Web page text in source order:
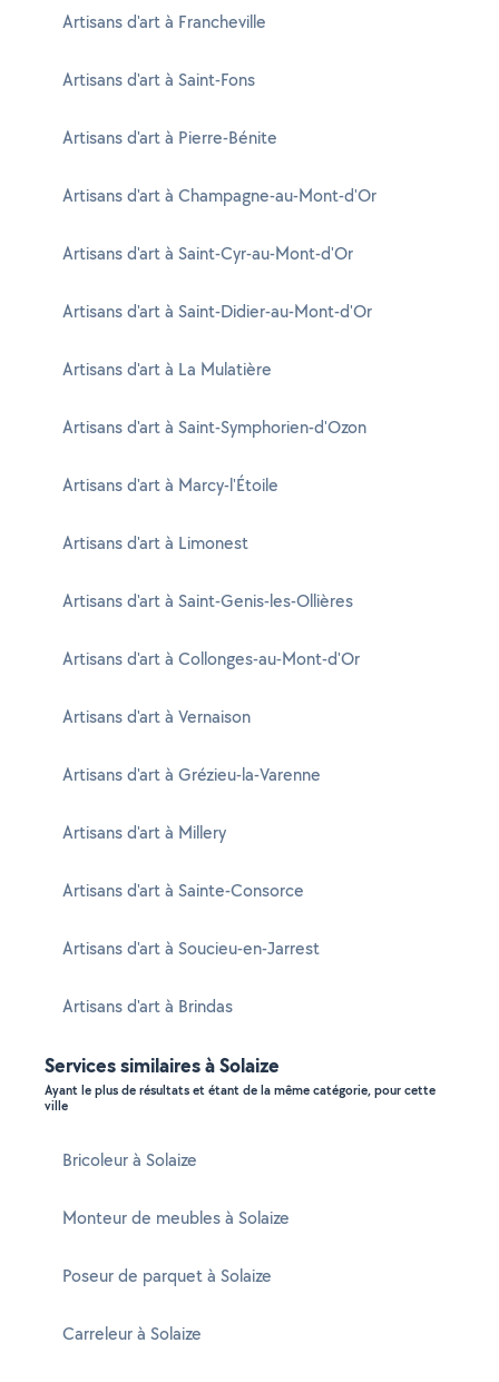
Artisans d'art à Francheville
Artisans d'art à Saint-Fons
Artisans d'art à Pierre-Bénite
Artisans d'art à Champagne-au-Mont-d'Or
Artisans d'art à Saint-Cyr-au-Mont-d'Or
Artisans d'art à Saint-Didier-au-Mont-d'Or
Artisans d'art à La Mulatière
Artisans d'art à Saint-Symphorien-d'Ozon
Artisans d'art à Marcy-l'Étoile
Artisans d'art à Limonest
Artisans d'art à Saint-Genis-les-Ollières
Artisans d'art à Collonges-au-Mont-d'Or
Artisans d'art à Vernaison
Artisans d'art à Grézieu-la-Varenne
Artisans d'art à Millery
Artisans d'art à Sainte-Consorce
Artisans d'art à Soucieu-en-Jarrest
Artisans d'art à Brindas
Services similaires à Solaize
Ayant le plus de résultats et étant de la même catégorie, pour cette
ville
Bricoleur à Solaize
Monteur de meubles à Solaize
Poseur de parquet à Solaize
Carreleur à Solaize